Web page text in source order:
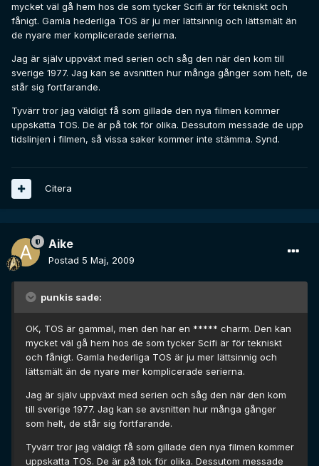
mycket väl gå hem hos de som tycker Scifi är för tekniskt och
fånigt. Gamla hederliga TOS är ju mer lättsinnig och lättsmält än
de nyare mer komplicerade serierna.
Jag är själv uppväxt med serien och såg den när den kom till
sverige 1977. Jag kan se avsnitten hur många gånger som helt, de
står sig fortfarande.
Tyvärr tror jag väldigt få som gillade den nya filmen kommer
uppskatta TOS. De är på tok för olika. Dessutom messade de upp
tidslinjen i filmen, så vissa saker kommer inte stämma. Synd.
Citera
Aike
Postad 5 Maj, 2009
punkis sade:
OK, TOS är gammal, men den har en ***** charm. Den kan
mycket väl gå hem hos de som tycker Scifi är för tekniskt
och fånigt. Gamla hederliga TOS är ju mer lättsinnig och
lättsmält än de nyare mer komplicerade serierna.
Jag är själv uppväxt med serien och såg den när den kom
till sverige 1977. Jag kan se avsnitten hur många gånger
som helt, de står sig fortfarande.
Tyvärr tror jag väldigt få som gillade den nya filmen kommer
uppskatta TOS. De är på tok för olika. Dessutom messade